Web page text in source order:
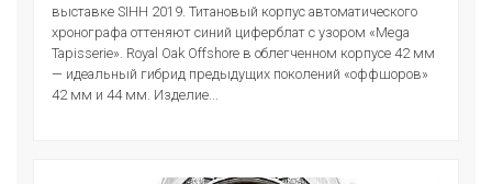
выставке SIHH 2019. Титановый корпус автоматического
хронографа оттеняют синий циферблат с узором «Mega
Tapisserie». Royal Oak Offshore в облегченном корпусе 42 мм
— идеальный гибрид предыдущих поколений «оффшоров»
42 мм и 44 мм. Изделие...